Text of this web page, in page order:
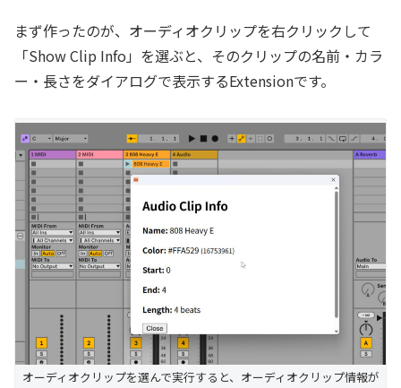
まず作ったのが、オーディオクリップを右クリックして
「Show Clip Info」を選ぶと、そのクリップの名前・カラ
ー・長さをダイアログで表示するExtensionです。
オーディオクリップを選んで実行すると、オーディオクリップ情報が